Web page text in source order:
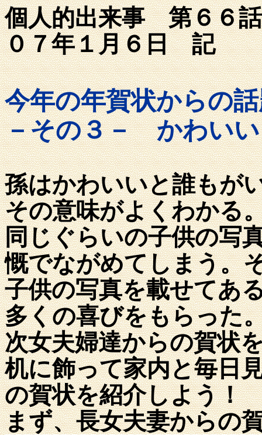
個人的出来
０７年１月
今年の年賀状からの
－その３－ かわいい
孫はかわいいと誰もが
その意味がよくわかる
同じぐらいの子供の写
慨でながめてしまう。
子供の写真を載せてあ
多くの喜びをもらった
次女夫婦達からの賀状
机に飾って家内と毎日
の賀状を紹介しよう！
まず、長女夫妻からの